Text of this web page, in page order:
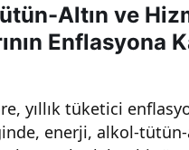
Altın ve
Enflasyona
yıllık tüketici
enerji, alkol-tütün-